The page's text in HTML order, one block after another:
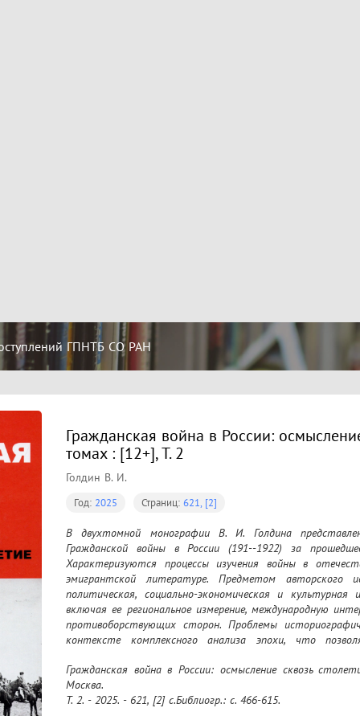
ГПНТБ СО РАН
Гражданская война в России:
томах : [12+], Т. 2
Голдин В. И.
Год: 2025 Страниц: 621, [2]
В двухтомной монографии В. И. Голдина
Гражданской войны в России (191--1922) за
Характеризуются процессы изучения войны в
эмигрантской литературе. Предметом авторского
политическая, социально-экономическая и
включая ее региональное измерение, международную
противоборствующих сторон. Проблемы
контексте комплексного анализа эпохи, что
международном пространстве. В конце второго
структурированная по трем основным разделам:
историографические издания; документальные
Гражданская война в России: осмысление сквозь
Москва.
Т. 2. - 2025. - 621, [2] с.Библиогр.: с. 466-615.